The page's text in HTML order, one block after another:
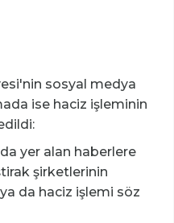
sosyal medya
ise haciz işleminin
yer alan haberlere
şirketlerinin
da haciz işlemi söz